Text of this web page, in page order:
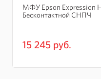
МФУ Epson Expression
Бесконтактной СНПЧ
15 245 руб.